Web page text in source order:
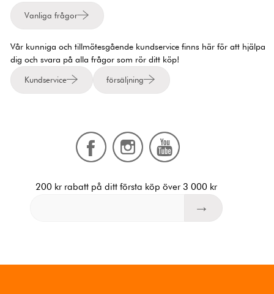
Vanliga frågor
Vår kunniga och tillmötesgående kundservice finns här för att hjälpa
dig och svara på alla frågor som rör ditt köp!
Kundservice försäljning
200 kr rabatt på ditt första köp över 3 000 kr